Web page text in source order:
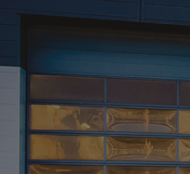
Vidange
Pare-brise
Carrosserie
Mécanique
Pré-contrôle technique